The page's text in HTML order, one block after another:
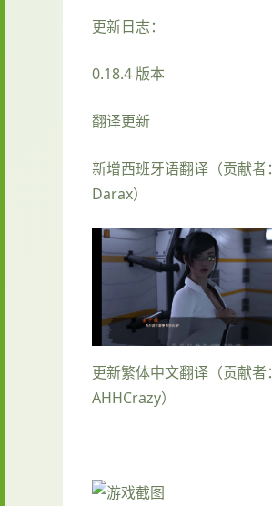
更新日志：
0.18.4 版本
翻译更新
新增西班牙语翻译（贡献者：
Darax）
更新繁体中文翻译（贡献者：
AHHCrazy）